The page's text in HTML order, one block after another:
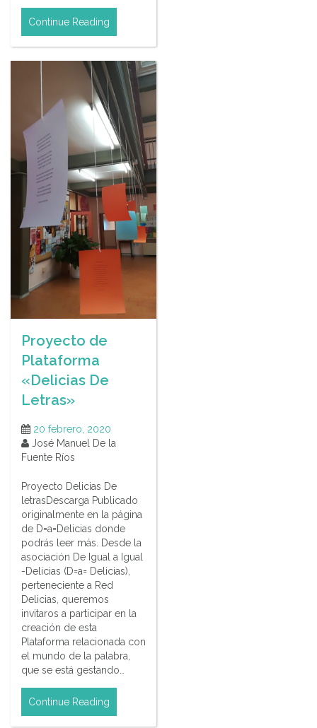
Continue Reading
Proyecto de
Plataforma
«Delicias De
Letras»
20 febrero, 2020
José Manuel De la
Fuente Ríos
Proyecto Delicias De
letrasDescarga Publicado
originalmente en la página
de D=a=Delicias donde
podrás leer más. Desde la
asociación De Igual a Igual
-Delicias (D=a= Delicias),
perteneciente a Red
Delicias, queremos
invitaros a participar en la
creación de esta
Plataforma relacionada con
el mundo de la palabra,
que se está gestando…
Continue Reading